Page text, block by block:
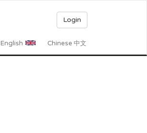
Login
English Chinese 中文